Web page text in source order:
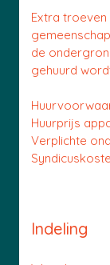
Extra
de
gehuurd
Huurprijs
Verplichte
Indeling